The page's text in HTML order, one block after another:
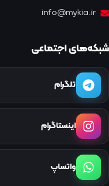
info@mykia.ir
شبکه‌های اجتماعی
تلگرام
اینستاگرام
واتساپ